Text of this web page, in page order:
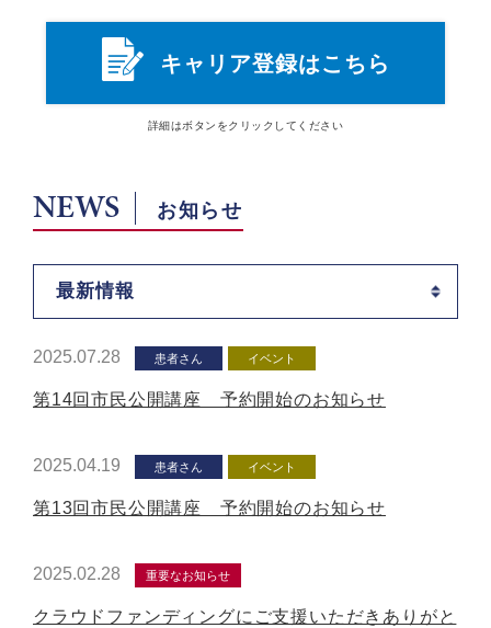
キャリア登録はこちら
詳細はボタン をクリックしてください
NEWS お知らせ
最新情報
2025.07.28 患者さん イベント
第14回市民公開講座 予約開始のお知らせ
2025.04.19 患者さん イベント
第13回市民公開講座 予約開始のお知らせ
2025.02.28 重要なお知らせ
クラウドファンディングにご支援いただきありがと